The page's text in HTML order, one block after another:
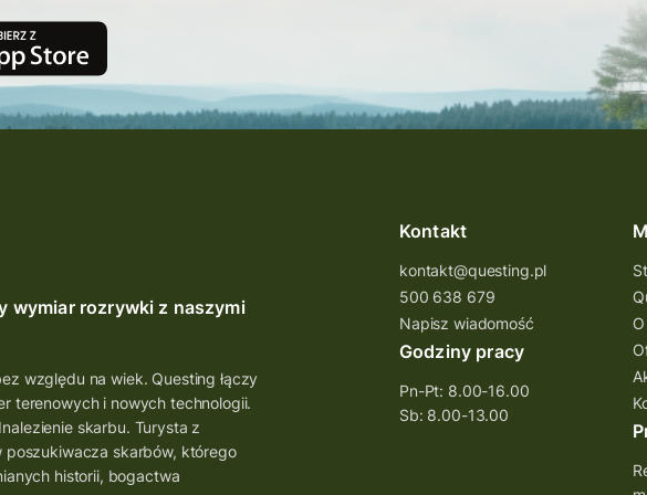
wymiar rozrywki z naszymi
względu na wiek. Questing łączy
terenowych i nowych technologii.
skarbu. Turysta z
poszukiwacza skarbów, którego
historii, bogactwa
Kontakt
kontakt@questing.pl
500 638 679
Napisz wiadomość
Godziny pracy
Pn-Pt: 8.00-16.00
Sb: 8.00-13.00